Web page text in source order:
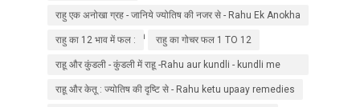
राहु एक अनोखा ग्रह - जानिये ज्योतिष की नजर से - Rahu Ek Anokha
Grah - Janiye jyotish ki najar se.
राहु का 12 भाव में फल : राहु का गोचर फल 1 TO 12
राहू और कुंडली - कुंडली में राहू -Rahu aur kundli - kundli me
rahu
राहू और केतू : ज्योतिष की दृष्टि से - Rahu ketu upaay remedies